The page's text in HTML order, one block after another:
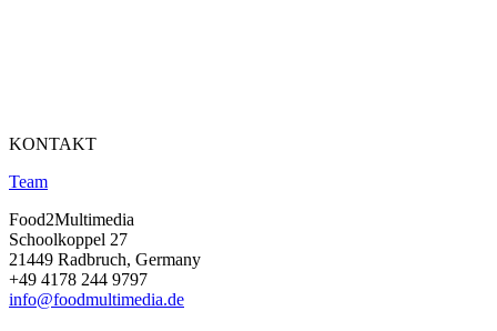
KONTAKT
Team
Food2Multimedia
Schoolkoppel 27
21449 Radbruch, Germany
+49 4178 244 9797
info@foodmultimedia.de